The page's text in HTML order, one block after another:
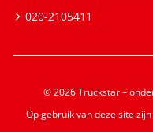
020-2105411
© 2026 Truckstar –
Op gebruik van deze site